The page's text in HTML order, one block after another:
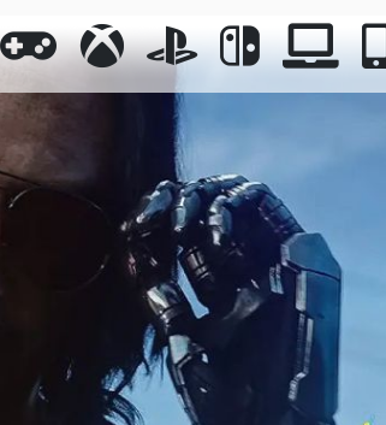
GENERAL
XBOX PLAYSTATION
NINTENDO